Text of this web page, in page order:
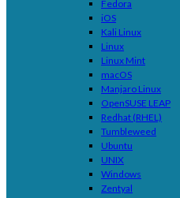
Fedora
iOS
Kali Linux
Linux
Linux Mint
macOS
Manjaro Linux
OpenSUSE LEAP
Redhat (RHEL)
Tumbleweed
Ubuntu
UNIX
Windows
Zentyal